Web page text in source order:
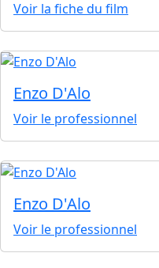
Voir la fiche du film
Enzo D'Alo
Voir le professionnel
Enzo D'Alo
Voir le professionnel